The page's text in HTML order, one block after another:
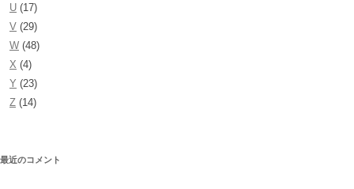
U (17)
V (29)
W (48)
X (4)
Y (23)
Z (14)
最近のコメント